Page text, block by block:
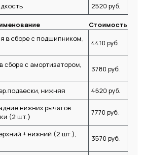
2520 руб.
Стоимость
в сборе с подшипником,
4410 руб.
сборе с амортизатором,
3780 руб.
нижняя
4620 руб.
нижних рычагов
(2 шт.)
7770 руб.
+ нижний (2 шт.),
3570 руб.